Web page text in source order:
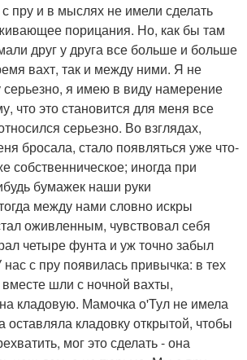
пру и в мыслях не имели сделать
порицания. Но, как бы там
друг у друга все больше и больше
вахт, так и между ними. Я не
серьезно, я имею в виду намерение
что это становится для меня все
серьезно. Во взглядах,
бросала, стало появляться уже что-
собственническое; иногда при
бумажек наши руки
между нами словно искры
оживленным, чувствовал себя
четыре фунта и уж точно забыл
нас с пру появилась привычка: в тех
шли с ночной вахты,
кладовую. Мамочка о'Тул не имела
оставляла кладовку открытой, чтобы
мог это сделать - она